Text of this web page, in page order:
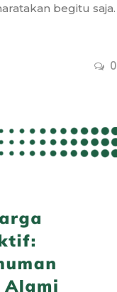
0
begitu saja.